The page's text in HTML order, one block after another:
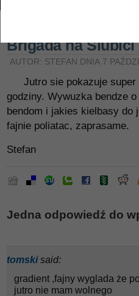
Brigada na Slubici
AUTOR: STEFAN DNIA 7
Jutro sie pokazuje
godziny. Wywuzka bendze
bendom i jakies kielbasy do
fajnie poliatac, zaprasame.
Stefan
Jedna odpowiedź do
tomski said:
gradient ,fajny wyglada że
jutro nie mam wolnego